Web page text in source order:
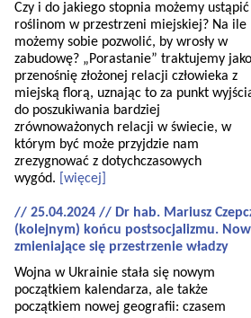
Czy i do jakiego stopnia możemy ustąpić
roślinom w przestrzeni miejskiej? Na ile
możemy sobie pozwolić, by wrosły w
zabudowę? „Porastanie” traktujemy jako
przenośnię złożonej relacji człowieka z
miejską florą, uznając to za punkt
do poszukiwania bardziej
zrównoważonych relacji w świecie, w
którym być może przyjdzie nam
zrezygnować z dotychczasowych
wygód.
[więcej]
// 25.04.2024 // Dr hab. Mariusz
(kolejnym) końcu postsocjalizmu.
zmieniające się przestrzenie władzy
Wojna w Ukrainie stała się nowym
początkiem kalendarza, ale także
początkiem nowej geografii: czasem